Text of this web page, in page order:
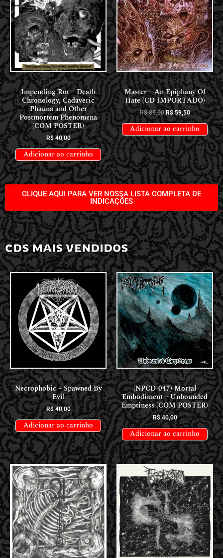
CDS NACIONAIS
Impending Rot – Death
Chronology, Cadaveric
Phauna and Other
Postmortem Phenomena
(COM POSTER)
R$40,00
Adicionar ao carrinho
CDS INTERNACIONAIS
Master – An Epiphany Of
Hate (CD IMPORTADO)
R$85,00 R$59,50
Adicionar ao carrinho
CLIQUE AQUI PARA VER NOSSA LISTA COMPLETA DE
INDICAÇÕES
CDS MAIS VENDIDOS
CDS NACIONAIS
Necrophobic – Spawned By
Evil
R$40,00
Adicionar ao carrinho
LANÇAMENTOS // RELEASES
(NPCD-047) Mortal
Embodiment – Unbounded
Emptiness (COM POSTER)
R$40,00
Adicionar ao carrinho